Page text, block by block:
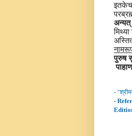
इतकेच
अन्यत्
पुरुष
- "
-